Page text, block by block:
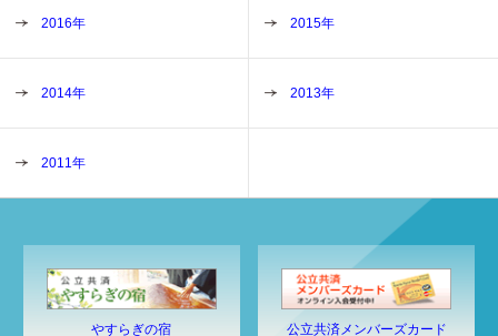
2016年 2015年
2014年 2013年
2011年
やすらぎの宿 公立共済メンバーズカード